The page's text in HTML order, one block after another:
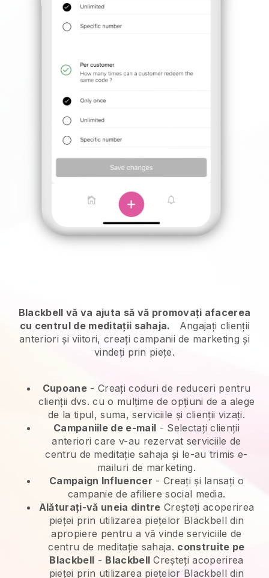
Blackbell vă va ajuta să vă promovați afacerea
cu centrul de meditații sahaja.
Angajați clienții
anteriori și viitori, creați campanii de marketing și
vindeți prin piețe.
Cupoane - Creați coduri de reduceri pentru
clienții dvs. cu o mulțime de opțiuni de a alege
de la tipul, suma, serviciile și clienții vizați.
Campaniile de e-mail - Selectați clienții
anteriori care v-au rezervat serviciile de
centru de meditație sahaja și le-au trimis e-
mailuri de marketing.
Campaign Influencer - Creați și lansați o
campanie de afiliere social media.
Alăturați-vă uneia dintre Creșteți acoperirea
pieței prin utilizarea piețelor Blackbell din
apropiere pentru a vă vinde serviciile de
centru de meditație sahaja. construite pe
Blackbell - Blackbell Creșteți acoperirea
pieței prin utilizarea piețelor Blackbell din